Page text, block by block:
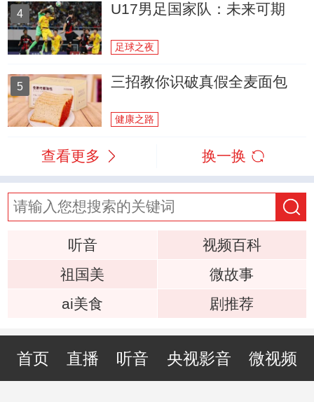
4 U17男足国家队：未来可期
足球之夜
5 三招教你识破真假全麦面包
健康之路
查看更多 换一换
听音
视频百科
祖国美
微故事
ai美食
剧推荐
首页 直播 听音 央视影音 微视频